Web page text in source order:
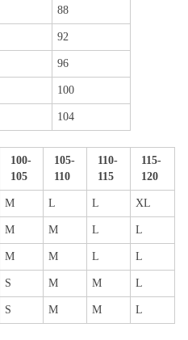
88
92
96
100
104
100-
105
105-
110
110-
115
115-
120
M L L XL
M M L L
M M L L
S M M L
S M M L